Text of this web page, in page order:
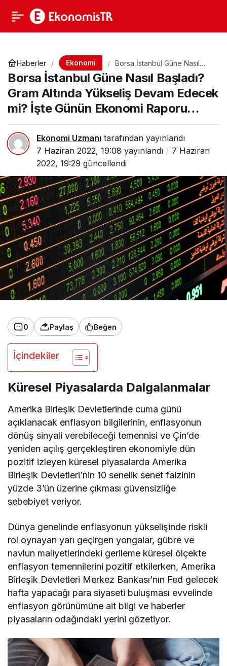
Haberler Ekonomi
Borsa İstanbul Güne Nasıl
Başladı? Gram Altında
Yükseliş Devam Edecek mi?
İşte Günün Ekonomi Raporu…
Borsa İstanbul Güne Nasıl Başladı?
Gram Altında Yükseliş Devam Edecek
mi? İşte Günün Ekonomi Raporu…
Ekonomi Uzmanı tarafından yayınlandı
7 Haziran 2022, 19:08 yayınlandı
7 Haziran
2022, 19:29 güncellendi
0 Paylaş Beğen
İçindekiler
Küresel Piyasalarda Dalgalanmalar
Amerika Birleşik Devletlerinde cuma günü
açıklanacak enflasyon bilgilerinin, enflasyonun
dönüş sinyali verebileceği temennisi ve Çin’de
yeniden açılış gerçekleştiren ekonomiyle dün
pozitif izleyen küresel piyasalarda Amerika
Birleşik Devletleri’nin 10 senelik senet faizinin
yüzde 3’ün üzerine çıkması güvensizliğe
sebebiyet veriyor.
Dünya genelinde enflasyonun yükselişinde riskli
rol oynayan yarı geçirgen yongalar, gübre ve
navlun maliyetlerindeki gerileme küresel ölçekte
enflasyon temennilerini pozitif etkilerken, Amerika
Birleşik Devletleri Merkez Bankası’nın Fed gelecek
hafta yapacağı para siyaseti buluşması evvelinde
enflasyon görünümüne ait bilgi ve haberler
piyasaların odağındaki yerini gözetiyor.